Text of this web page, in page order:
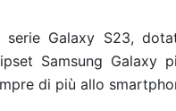
serie Galaxy S23,
Samsung Galaxy
di più allo